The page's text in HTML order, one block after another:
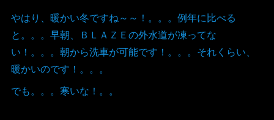
やはり、暖かい冬ですね～～！。。。例年に比べる
と。。。早朝、ＢＬＡＺＥの外水道が凍ってな
い！。。。朝から洗車が可能です！。。。それくらい、
暖かいのです！。。。
でも。。。寒いな！。。